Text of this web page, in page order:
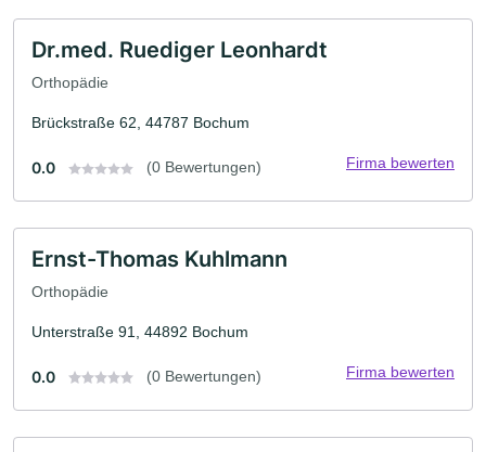
Dr.med. Ruediger Leonhardt
Orthopädie
Brückstraße 62, 44787 Bochum
0.0 (0 Bewertungen) Firma bewerten
Ernst-Thomas Kuhlmann
Orthopädie
Unterstraße 91, 44892 Bochum
0.0 (0 Bewertungen) Firma bewerten